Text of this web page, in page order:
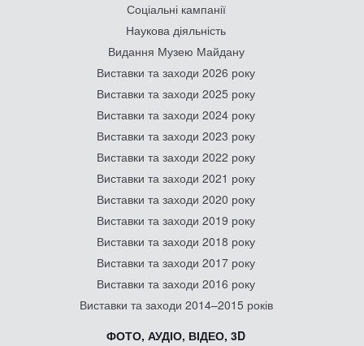
Соціальні кампанії
Наукова діяльність
Видання Музею Майдану
Виставки та заходи 2026 року
Виставки та заходи 2025 року
Виставки та заходи 2024 року
Виставки та заходи 2023 року
Виставки та заходи 2022 року
Виставки та заходи 2021 року
Виставки та заходи 2020 року
Виставки та заходи 2019 року
Виставки та заходи 2018 року
Виставки та заходи 2017 року
Виставки та заходи 2016 року
Виставки та заходи 2014–2015 років
ФОТО, АУДІО, ВІДЕО, 3D